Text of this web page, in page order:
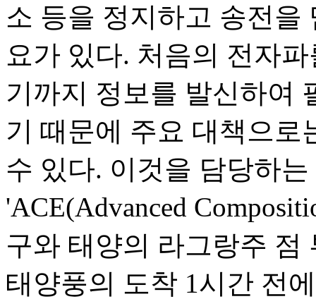
소 등을 정지하고 송전을
요가 있다. 처음의 전자
기까지 정보를 발신하여
기 때문에 주요 대책으로
수 있다. 이것을 담당하
'ACE(Advanced
구와 태양의 라그랑주 점
태양풍의 도착 1시간 전